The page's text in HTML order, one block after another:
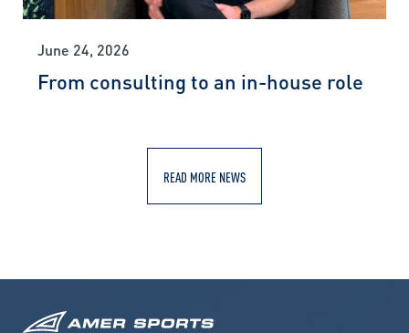
June 24, 2026
From consulting to an in-house role
READ MORE NEWS